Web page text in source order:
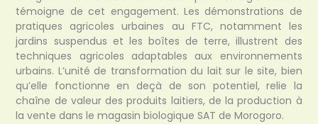
témoigne de cet engagement. Les démonstrations de
pratiques agricoles urbaines au FTC, notamment les
jardins suspendus et les boîtes de terre, illustrent des
techniques agricoles adaptables aux environnements
urbains. L’unité de transformation du lait sur le site, bien
qu’elle fonctionne en deçà de son potentiel, relie la
chaîne de valeur des produits laitiers, de la production à
la vente dans le magasin biologique SAT de Morogoro.